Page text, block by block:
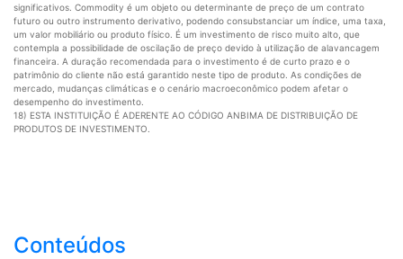
significativos. Commodity é um objeto ou determinante de preço de um contrato
futuro ou outro instrumento derivativo, podendo consubstanciar um índice, uma taxa,
um valor mobiliário ou produto físico. É um investimento de risco muito alto, que
contempla a possibilidade de oscilação de preço devido à utilização de alavancagem
financeira. A duração recomendada para o investimento é de curto prazo e o
patrimônio do cliente não está garantido neste tipo de produto. As condições de
mercado, mudanças climáticas e o cenário macroeconômico podem afetar o
desempenho do investimento.
18) ESTA INSTITUIÇÃO É ADERENTE AO CÓDIGO ANBIMA DE DISTRIBUIÇÃO DE
PRODUTOS DE INVESTIMENTO.
Conteúdos